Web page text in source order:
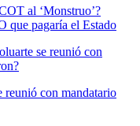
al ‘Monstruo’?
pagaría el Estado
reunió con mandatario